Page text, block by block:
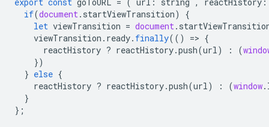
if(document . startViewTransition)
{
let viewTransition = document .
viewTransition . ready. finally(() => {
reactHistory ? reactHistory.push(url ) : (
})
} else {
reactHistory ? reactHistory.push(url ) : (window.
}
};